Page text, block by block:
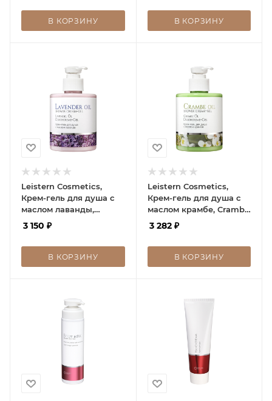
В КОРЗИНУ В КОРЗИНУ
Leistern Cosmetics,
Крем-гель для душа с
маслом лаванды,
Lavender oil shower
cream-gel
3 150 ₽
В КОРЗИНУ
Leistern Cosmetics,
Крем-гель для душа с
маслом крамбе, Crambe
oil shower cream-gel
3 282₽
В КОРЗИНУ